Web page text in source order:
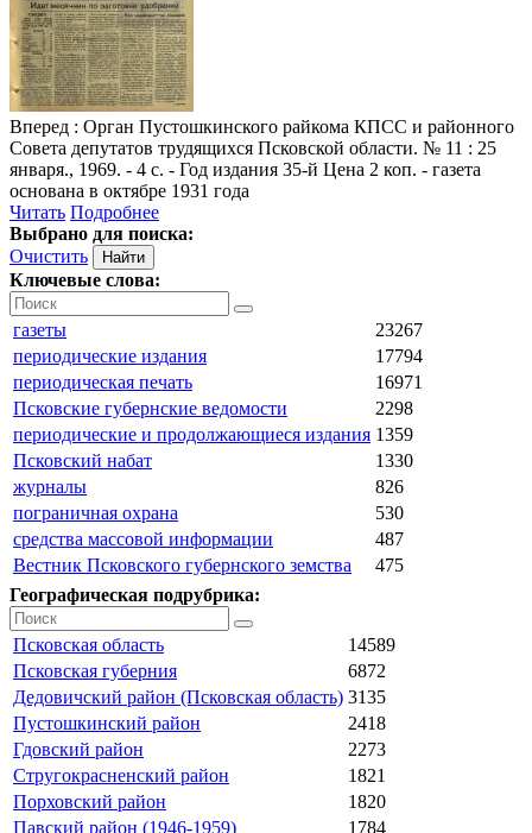
Вперед : Орган Пустошкинского райкома КПСС и районного
Совета депутатов трудящихся Псковской области. № 11 : 25
января., 1969. - 4 с. - Год издания 35-й Цена 2 коп. - газета
основана в октябре 1931 года
Читать Подробнее
Выбрано для поиска:
Очистить
Ключевые слова:
газеты
23267
периодические издания
17794
периодическая печать
16971
Псковские губернские ведомости
2298
периодические и продолжающиеся издания 1359
Псковский набат
1330
журналы
826
пограничная охрана
530
средства массовой информации
487
Вестник Псковского губернского земства
475
Географическая подрубрика:
Псковская область
14589
Псковская губерния
6872
Дедовичский район (Псковская область) 3135
Пустошкинский район
2418
Гдовский район
2273
Стругокрасненский район
1821
Порховский район
1820
Павский район (1946-1959)
1784